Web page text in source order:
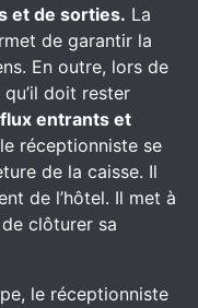
et de sorties. La
de garantir la
En outre, lors de
doit rester
entrants et
réceptionniste se
de la caisse. Il
de l’hôtel. Il met à
clôturer sa
le réceptionniste